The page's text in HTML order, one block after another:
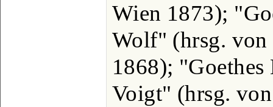
Wien 1873);
Wolf" (hrsg.
1868);
Voigt" (hrsg.